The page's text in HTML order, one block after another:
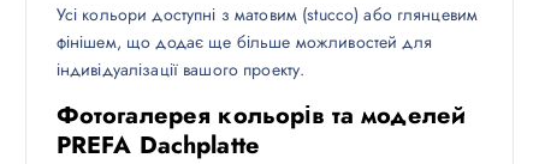
Усі кольори доступні з матовим (stucco) або глянцевим
фінішем, що додає ще більше можливостей для
індивідуалізації вашого проекту.
Фотогалерея кольорів та моделей
PREFA Dachplatte